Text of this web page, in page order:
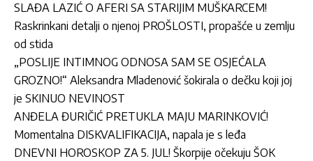
SLAĐA LAZIĆ O AFERI SA STARIJIM MUŠKARCEM!
Raskrinkani detalji o njenoj PROŠLOSTI, propašće u zemlju
od stida
„POSLIJE INTIMNOG ODNOSA SAM SE OSJEĆALA
GROZNO!“ Aleksandra Mladenović šokirala o dečku koji joj
je SKINUO NEVINOST
ANĐELA ĐURIČIĆ PRETUKLA MAJU MARINKOVIĆ!
Momentalna DISKVALIFIKACIJA, napala je s leđa
DNEVNI HOROSKOP ZA 5. JUL! Škorpije očekuju ŠOK